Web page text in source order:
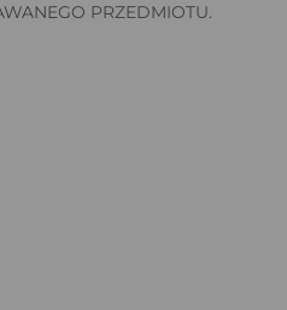
PRZEDMIOTU.